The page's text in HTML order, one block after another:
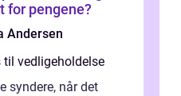
for pengene?
Andersen
til vedligeholdelse
syndere, når det